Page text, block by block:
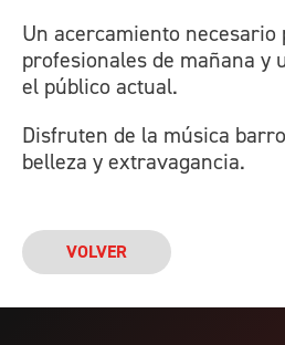
Un acercamiento necesario
profesionales de mañana y
el público actual.
Disfruten de la música
belleza y extravagancia.
VOLVER